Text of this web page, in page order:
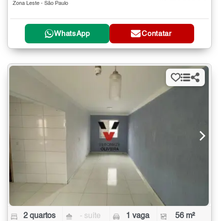
Zona Leste - São Paulo
WhatsApp Contatar
2 quartos - suíte 1 vaga 56 m²